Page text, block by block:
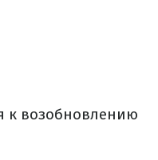
к возобновлению